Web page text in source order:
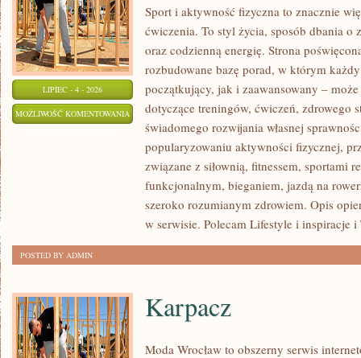
LIPIEC - 4 - 2026
MOŻLIWOŚĆ KOMENTOWANIA AEROBIK
FITNESS
GRUPOWY
Sport i aktywność fizyczna to znacznie
ćwiczenia. To styl życia, sposób dbania o
oraz codzienną energię. Strona
rozbudowane bazę porad, w którym
początkujący, jak i zaawansowany –
dotyczące treningów, ćwiczeń, zdrowego
świadomego rozwijania własnej
popularyzowaniu aktywności fizycznej,
związane z siłownią, fitnessem, sportami
funkcjonalnym, bieganiem, jazdą na
szeroko rozumianym zdrowiem. Opis
w serwisie. Polecam Lifestyle i inspiracje i
POSTED BY ADMIN
Karpacz
Moda Wrocław to obszerny serwis